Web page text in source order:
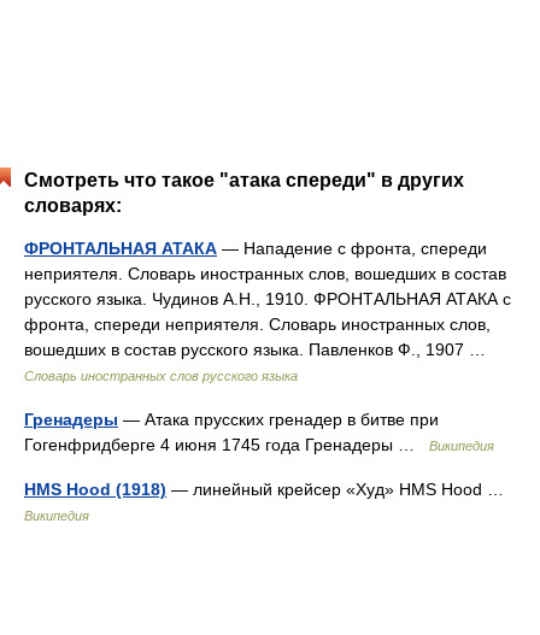
Смотреть что такое "атака спереди" в других
словарях:
ФРОНТАЛЬНАЯ АТАКА — Нападение с фронта, спереди
неприятеля. Словарь иностранных слов, вошедших в состав
русского языка. Чудинов А.Н., 1910. ФРОНТАЛЬНАЯ АТАКА с
фронта, спереди неприятеля. Словарь иностранных слов,
вошедших в состав русского языка. Павленков Ф., 1907 …
Словарь иностранных слов русского языка
Гренадеры — Атака прусских гренадер в битве при
Гогенфридберге 4 июня 1745 года Гренадеры …
Википедия
HMS Hood (1918) — линейный крейсер «Худ» HMS Hood …
Википедия